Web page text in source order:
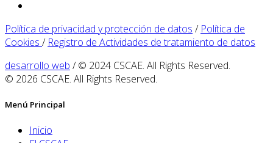
Política de privacidad y protección de datos / Política de
Cookies / Registro de Actividades de tratamiento de datos
desarrollo web / © 2024 CSCAE. All Rights Reserved.
© 2026 CSCAE. All Rights Reserved.
Menú Principal
Inicio